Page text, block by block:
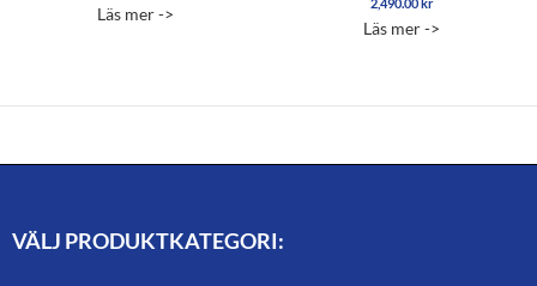
Betygsatt
Läs mer ->
2,490.00 kr
Läs mer ->
VÄLJ PRODUKTKATEGORI: